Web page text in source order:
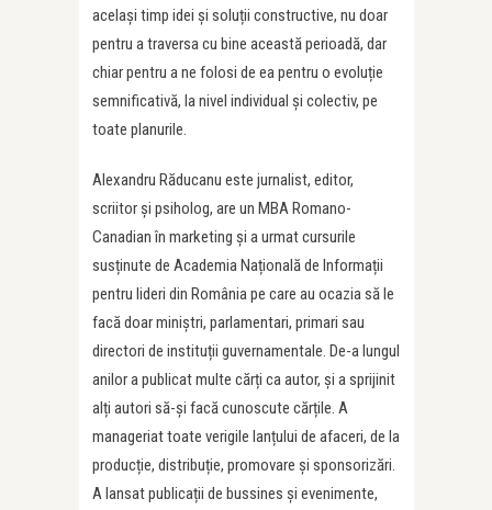
același timp idei și soluții constructive, nu doar
pentru a traversa cu bine această perioadă, dar
chiar pentru a ne folosi de ea pentru o evoluție
semnificativă, la nivel individual și colectiv, pe
toate planurile.
Alexandru Răducanu este jurnalist, editor,
scriitor și psiholog, are un MBA Romano-
Canadian în marketing și a urmat cursurile
susținute de Academia Națională de Informații
pentru lideri din România pe care au ocazia să le
facă doar miniștri, parlamentari, primari sau
directori de instituții guvernamentale. De-a lungul
anilor a publicat multe cărți ca autor, și a sprijinit
alți autori să-și facă cunoscute cărțile. A
manageriat toate verigile lanțului de afaceri, de la
producție, distribuție, promovare și sponsorizări.
A lansat publicații de bussines și evenimente,